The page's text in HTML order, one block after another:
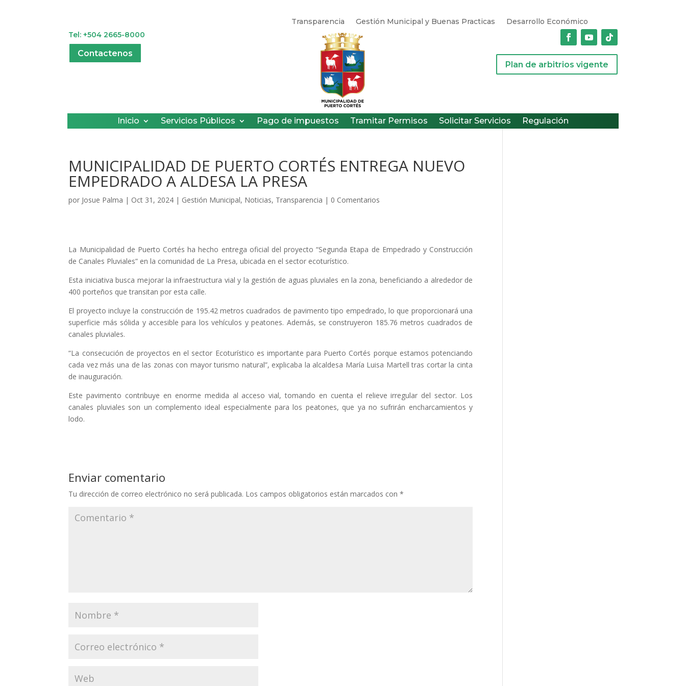
Transparencia Gestión Municipal y Buenas Practicas
Desarrollo Económico
Tel: +504 2665-8000
Contactenos
Plan de arbitrios vigente
Inicio Servicios Públicos Pago de impuestos Tramitar Permisos Solicitar Servicios Regulación
MUNICIPALIDAD DE PUERTO CORTÉS ENTREGA NUEVO
EMPEDRADO A ALDESA LA PRESA
por Josue Palma | Oct 31, 2024 | Gestión Municipal, Noticias, Transparencia | 0 Comentarios
La Municipalidad de Puerto Cortés ha hecho entrega oficial del proyecto “Segunda Etapa de Empedrado y Construcción
de Canales Pluviales” en la comunidad de La Presa, ubicada en el sector ecoturístico.
Esta iniciativa busca mejorar la infraestructura vial y la gestión de aguas pluviales en la zona, beneficiando a alrededor de
400 porteños que transitan por esta calle.
El proyecto incluye la construcción de 195.42 metros cuadrados de pavimento tipo empedrado, lo que proporcionará una
superficie más sólida y accesible para los vehículos y peatones. Además, se construyeron 185.76 metros cuadrados de
canales pluviales.
“La consecución de proyectos en el sector Ecoturístico es importante para Puerto Cortés porque estamos potenciando
cada vez más una de las zonas con mayor turismo natural”, explicaba la alcaldesa María Luisa Martell tras cortar la cinta
de inauguración.
Este pavimento contribuye en enorme medida al acceso vial, tomando en cuenta el relieve irregular del sector. Los
canales pluviales son un complemento ideal especialmente para los peatones, que ya no sufrirán encharcamientos y
lodo.
Enviar comentario
Tu dirección de correo electrónico no será publicada. Los campos obligatorios están marcados con*